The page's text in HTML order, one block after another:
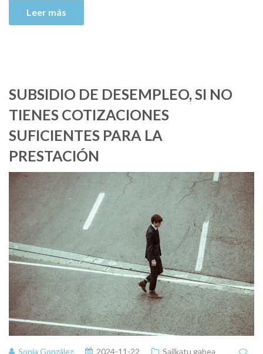
Leer más
SUBSIDIO DE DESEMPLEO, SI NO
TIENES COTIZACIONES
SUFICIENTES PARA LA
PRESTACIÓN
Sonia González 2024-11-22 Sailkatu gabea